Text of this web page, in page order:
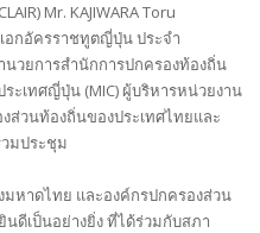
Mr. KAJIWARA Toru
อกอัครราชทูตญี่ปุ่น ประจำ
นวยการสำนักการปกครองท้องถิ่น
ะเทศญี่ปุ่น (MIC) ผู้บริหารหน่วยงาน
ส่วนท้องถิ่นของประเทศไทยและ
มประชุม
มหาดไทย และองค์กรปกครองส่วน
นดีเป็นอย่างยิ่ง ที่ได้ร่วมกับสภา